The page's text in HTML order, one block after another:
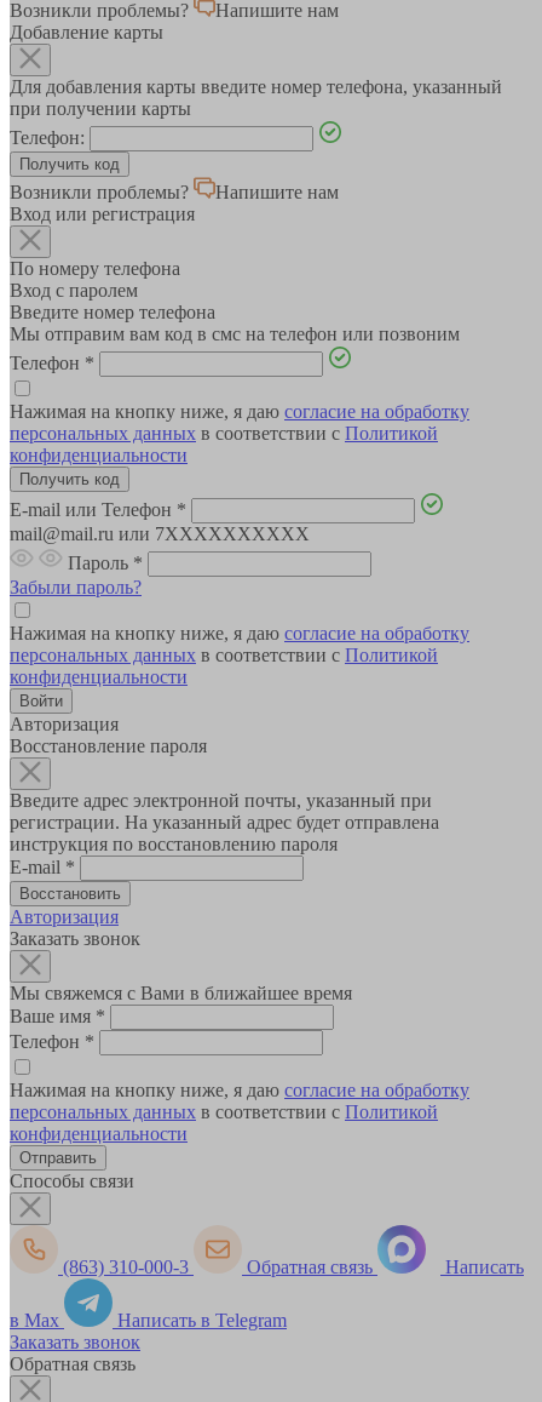
Возникли проблемы?
Напишите нам
Добавление карты
Для добавления карты введите номер телефона, указанный
при получении карты
Телефон:
Возникли проблемы?
Напишите нам
Вход или регистрация
По номеру телефона
Вход с паролем
Введите номер телефона
Мы отправим вам код в смс на телефон или позвоним
Телефон *
Нажимая на кнопку ниже, я даю согласие на обработку
персональных данных в соответствии с Политикой
конфиденциальности
E-mail или Телефон *
mail@mail.ru или 7XXXXXXXXXX
Пароль *
Забыли пароль?
Нажимая на кнопку ниже, я даю согласие на обработку
персональных данных в соответствии с Политикой
конфиденциальности
Авторизация
Восстановление пароля
Введите адрес электронной почты, указанный при
регистрации. На указанный адрес будет отправлена
инструкция по восстановлению пароля
E-mail *
Авторизация
Заказать звонок
Мы свяжемся с Вами в ближайшее время
Ваше имя *
Телефон *
Нажимая на кнопку ниже, я даю согласие на обработку
персональных данных в соответствии с Политикой
конфиденциальности
Способы связи
(863) 310-000-3 Обратная связь Написать
в Max
Написать в Telegram
Заказать звонок
Обратная связь